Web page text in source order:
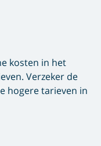
kosten in het
Verzeker de
hogere tarieven in